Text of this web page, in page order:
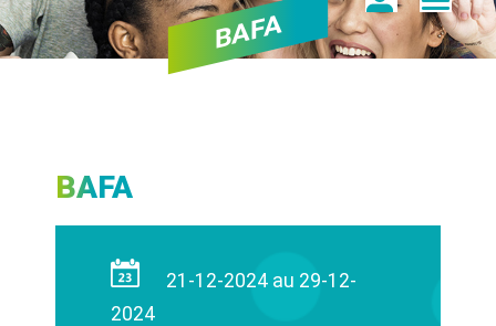
BAFA
BAFA
21-12-2024 au 29-12-
2024